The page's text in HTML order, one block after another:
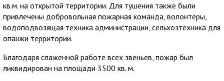
кв.м. на открытой территории. Для тушения также были
привлечены добровольная пожарная команда, волонтёры,
водоподвозящая техника администрации, сельхозтехника для
опашки территории.
Благодаря слаженной работе всех звеньев, пожар был
ликвидирован на площади 3500 кв. м.